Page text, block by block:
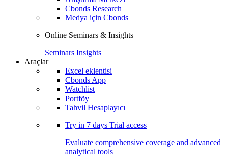
Cbonds Research
Medya için Cbonds
Online Seminars & Insights
Seminars Insights
Araçlar
Excel eklentisi
Cbonds App
Watchlist
Portföy
Tahvil Hesaplayıcı
Try in 7 days Trial access
Evaluate comprehensive coverage and advanced
analytical tools